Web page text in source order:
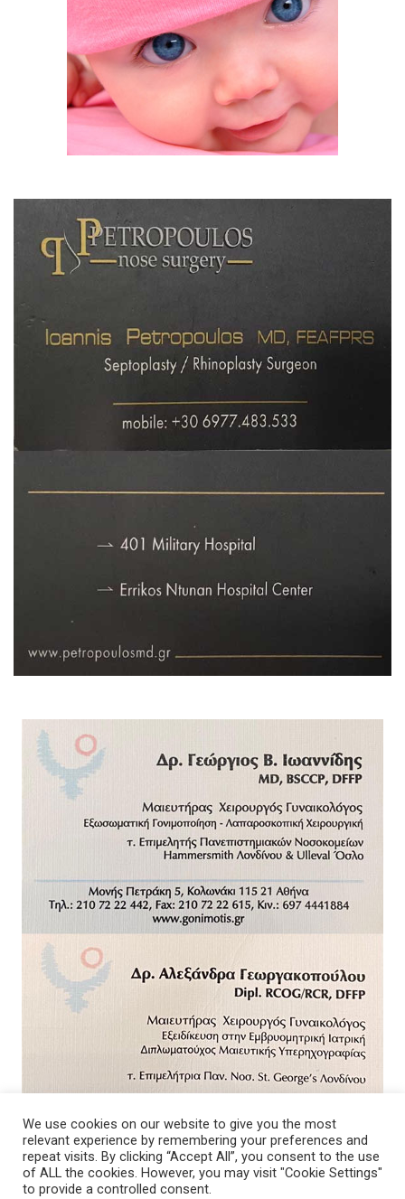
We use cookies on our website to give you the most
relevant experience by remembering your preferences and
repeat visits. By clicking “Accept All”, you consent to the use
of ALL the cookies. However, you may visit "Cookie Settings"
to provide a controlled consent.